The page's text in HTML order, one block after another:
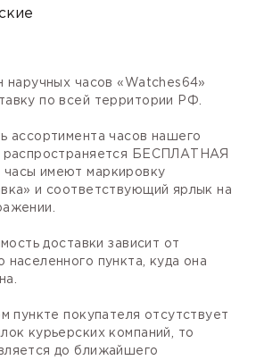
наручных часов «Watches64»
по всей территории РФ.
ассортимента часов нашего
распространяется БЕСПЛАТНАЯ
имеют маркировку
и соответствующий ярлык на
доставки зависит от
населенного пункта, куда она
пункте покупателя отсутствует
курьерских компаний, то
до ближайшего